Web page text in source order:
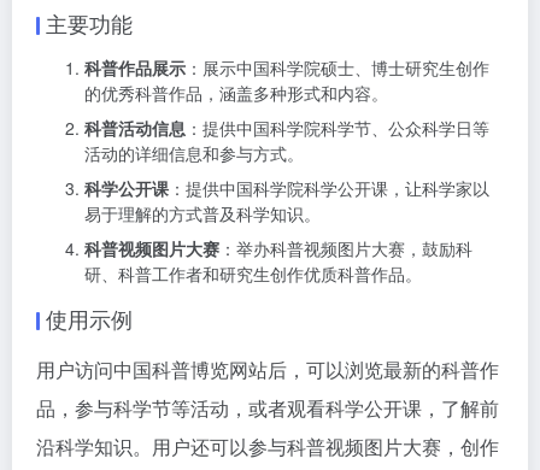
主要功能
科普作品展示 ：展示中国科学院硕士、博士研究生创作
的优秀科普作品，涵盖多种形式和内容。
科普活动信息 ：提供中国科学院科学节、公众科学日等
活动的详细信息和参与方式。
科学公开课 ：提供中国科学院科学公开课，让科学家以
易于理解的方式普及科学知识。
科普视频图片大赛 ：举办科普视频图片大赛，鼓励科
研、科普工作者和研究生创作优质科普作品。
使用示例
用户访问中国科普博览网站后，可以浏览最新的科普作
品，参与科学节等活动，或者观看科学公开课，了解前
沿科学知识。用户还可以参与科普视频图片大赛，创作